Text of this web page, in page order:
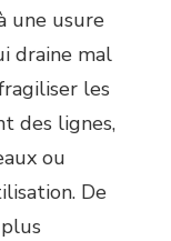
une usure
draine mal
les
des lignes,
ou
De